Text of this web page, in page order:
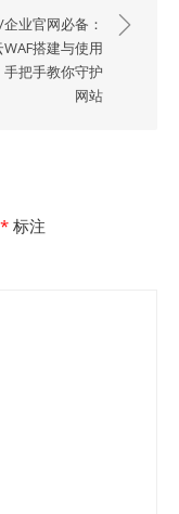
业官网必备：
搭建与使用
手把手教你守护
网站
* 标注